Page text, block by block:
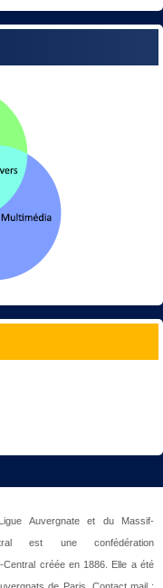
Auvergnate et du Massif-
est une confédération
Central créée en 1886. Elle a été